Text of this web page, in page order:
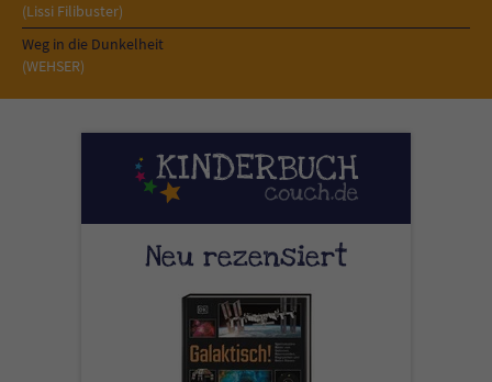
(Lissi Filibuster)
Weg in die Dunkelheit
(WEHSER)
Neu rezensiert